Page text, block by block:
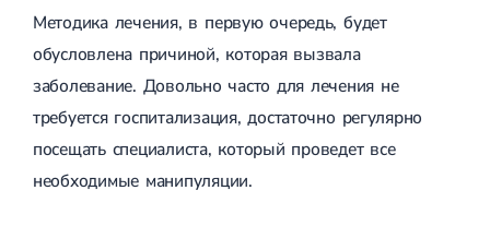
Методика лечения, в первую очередь, будет
обусловлена причиной, которая вызвала
заболевание. Довольно часто для лечения не
требуется госпитализация, достаточно регулярно
посещать специалиста, который проведет все
необходимые манипуляции.